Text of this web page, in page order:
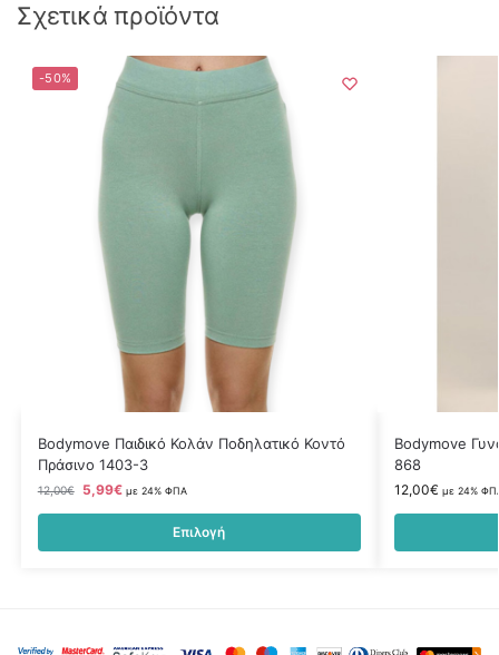
Σχετικά προϊόντα
-50%
Bodymove Παιδικό Κολάν Ποδηλατικό Κοντό
Πράσινο 1403-3
12,00€ 5,99€ με 24% ΦΠΑ
Επιλογή
Bodymove
868
12,00€ με 24%